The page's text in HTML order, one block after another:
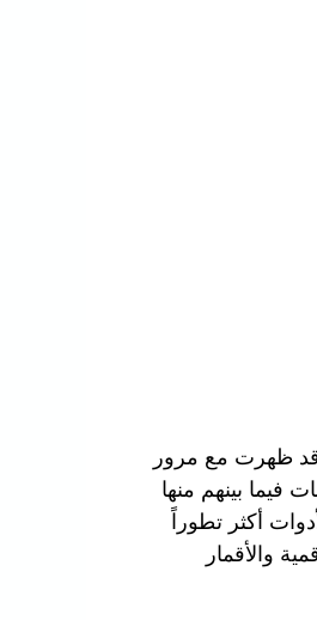
ظهرت مع مرور
فيما بينهم منها
أكثر تطوراً
والأقمار